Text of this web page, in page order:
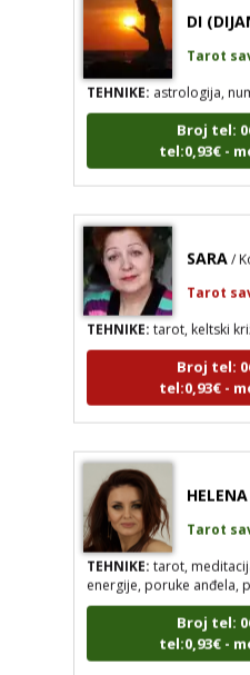
Tarot
TEHNIKE: astrologija,
Broj tel:
tel:0,93€ -
SARA
Tarot
TEHNIKE:tarot, keltski
Broj tel:
tel:0,93€ -
HELENA
Tarot
TEHNIKE:tarot,
energije, poruke anđela,
Broj tel:
tel:0,93€ -